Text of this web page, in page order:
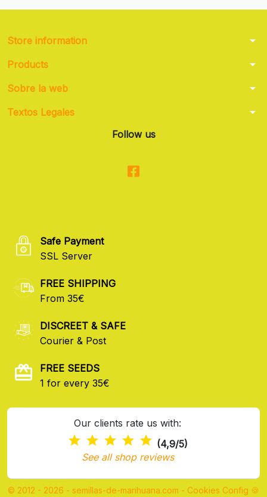
Store information arrow_drop_down
Products arrow_drop_down
Sobre la web arrow_drop_down
Textos Legales arrow_drop_down
Follow us
Safe Payment
SSL Server
FREE SHIPPING
From 35€
DISCREET & SAFE
Courier & Post
FREE SEEDS
1 for every 35€
Our clients rate us with:
(4,9/5)
See all shop reviews
© 2012 - 2026 - semillas-de-marihuana.com - Cookies Config 🍪